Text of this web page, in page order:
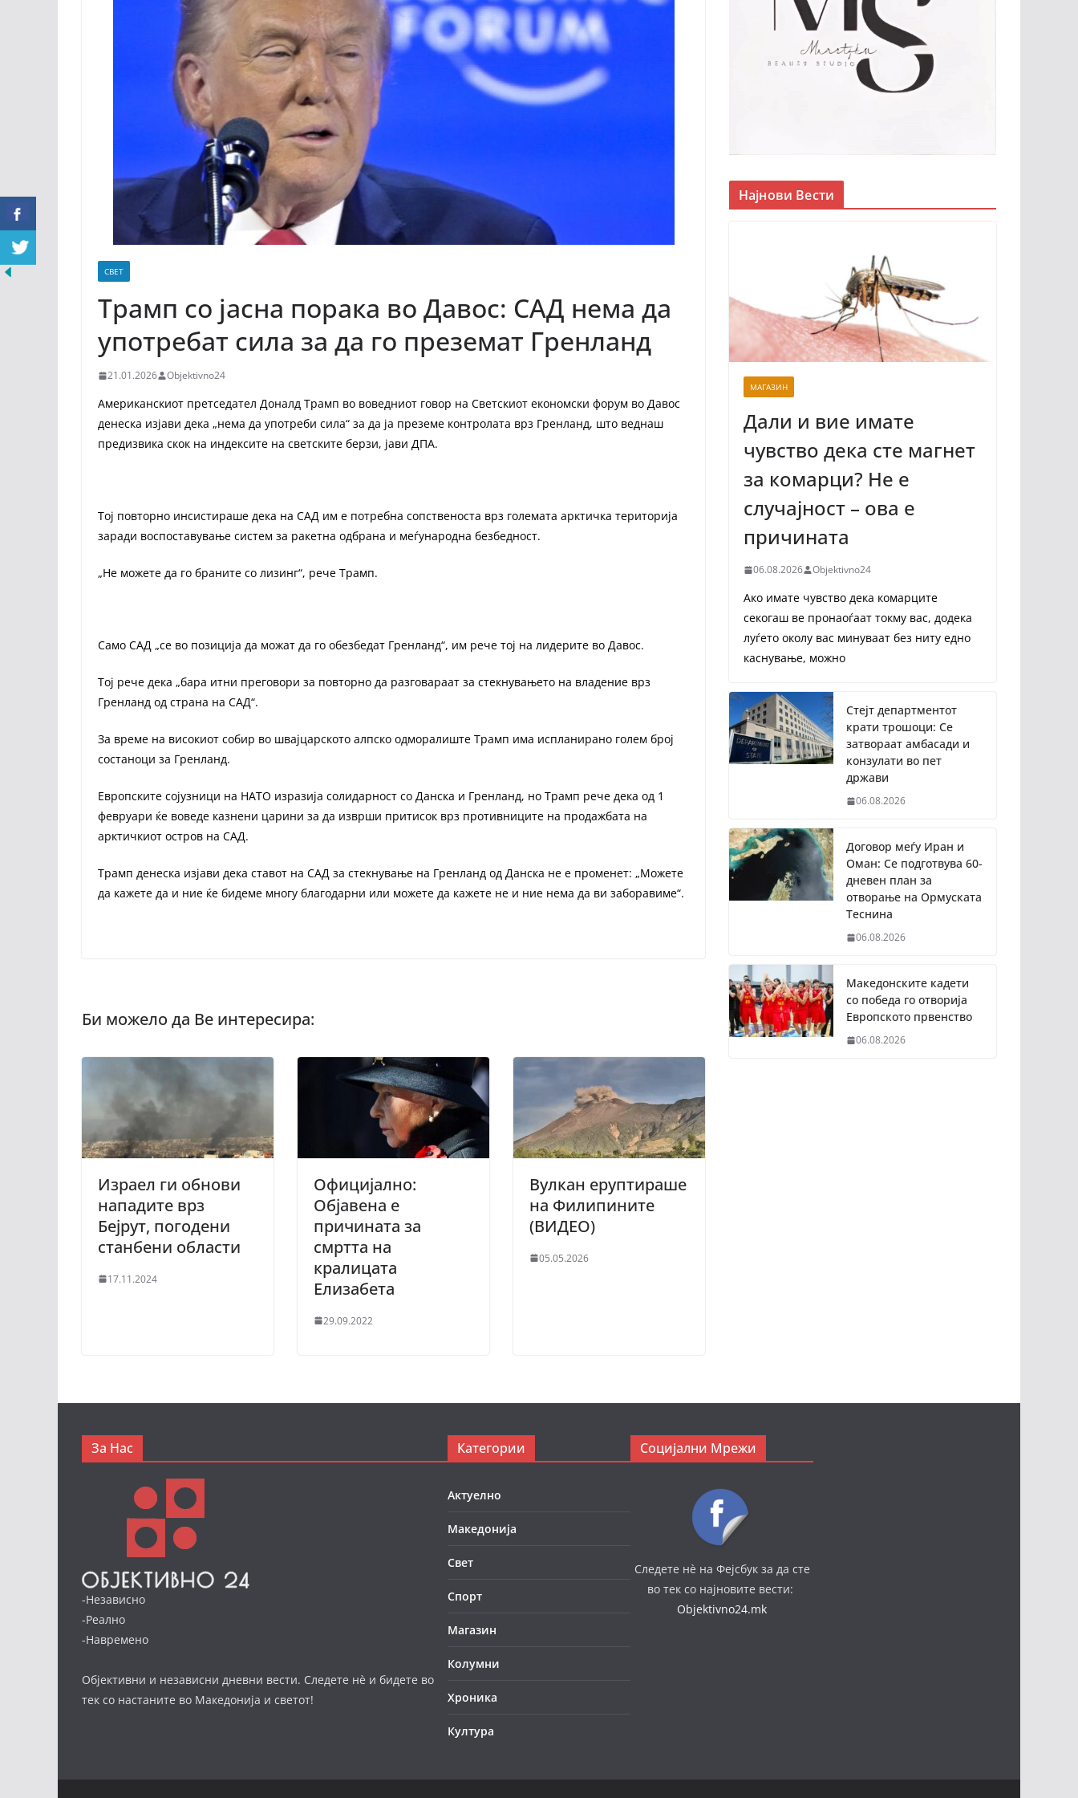
СВЕТ
Трамп со јасна порака во Давос: САД нема да
употребат сила за да го преземат Гренланд
21.01.2026 Objektivno24
Американскиот претседател Доналд Трамп во воведниот говор на Светскиот економски форум во Давос
денеска изјави дека „нема да употреби сила“ за да ја преземе контролата врз Гренланд, што веднаш
предизвика скок на индексите на светските берзи, јави ДПА.
Тој повторно инсистираше дека на САД им е потребна сопственоста врз големата арктичка територија
заради воспоставување систем за ракетна одбрана и меѓународна безбедност.
„Не можете да го браните со лизинг“, рече Трамп.
Само САД „се во позиција да можат да го обезбедат Гренланд“, им рече тој на лидерите во Давос.
Тој рече дека „бара итни преговори за повторно да разговараат за стекнувањето на владение врз
Гренланд од страна на САД“.
За време на високиот собир во швајцарското алпско одморалиште Трамп има испланирано голем број
состаноци за Гренланд.
Европските сојузници на НАТО изразија солидарност со Данска и Гренланд, но Трамп рече дека од 1
февруари ќе воведе казнени царини за да изврши притисок врз противниците на продажбата на
арктичкиот остров на САД.
Трамп денеска изјави дека ставот на САД за стекнување на Гренланд од Данска не е променет: „Можете
да кажете да и ние ќе бидеме многу благодарни или можете да кажете не и ние нема да ви заборавиме“.
Израел ги обнови
нападите врз
Бејрут, погодени
станбени области
17.11.2024
Официјално:
Објавена е
причината за
смртта на
кралицата
Елизабета
29.09.2022
Вулкан еруптираше
на Филипините
(ВИДЕО)
05.05.2026
Најнови Вести
МАГАЗИН
Дали и вие имате
чувство дека сте магнет
за комарци? Не е
случајност – ова е
причината
06.08.2026 Objektivno24
Ако имате чувство дека комарците
секогаш ве пронаоѓаат токму вас, додека
луѓето околу вас минуваат без ниту едно
каснување, можно
Стејт департментот
крати трошоци: Се
затвораат амбасади и
конзулати во пет
држави
06.08.2026
Договор меѓу Иран и
Оман: Се подготвува 60-
дневен план за
отворање на Ормуската
Теснина
06.08.2026
Македонските кадети
со победа го отворија
Европското првенство
06.08.2026
За Нас
-Независно
-Реално
-Навремено
Објективни и независни дневни вести. Следете нè и бидете во
тек со настаните во Македонија и светот!
Категории
Актуелно
Македонија
Свет
Спорт
Магазин
Колумни
Хроника
Култура
Социјални Мрежи
Следете нè на Фејсбук за да сте
во тек со најновите вести:
Objektivno24.mk